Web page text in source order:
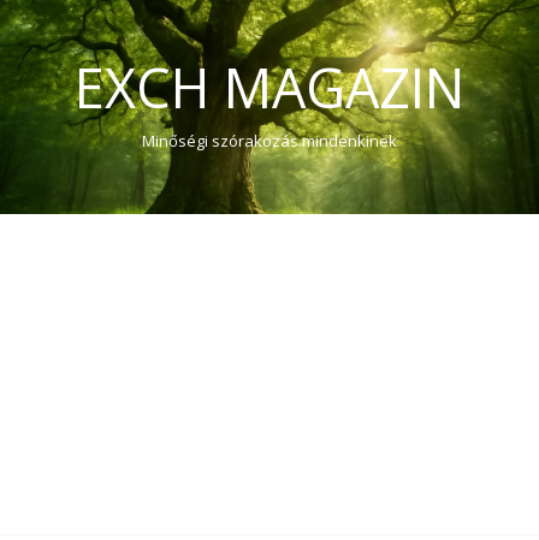
EXCH MAGAZIN
Minőségi szórakozás mindenkinek